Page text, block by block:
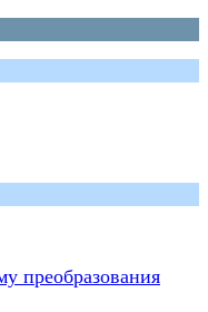
преобразования